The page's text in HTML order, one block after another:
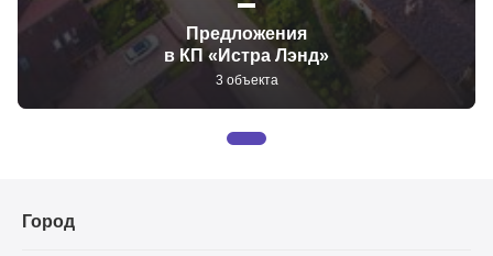
Предложения
в КП «Истра Лэнд»
3 объекта
Город